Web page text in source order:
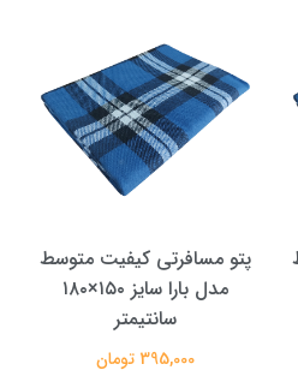
پتو مسافرتی کیفیت متوسط
مدل بارا سایز ۱۵۰×۱۸۰
سانتیمتر
395,000 تومان